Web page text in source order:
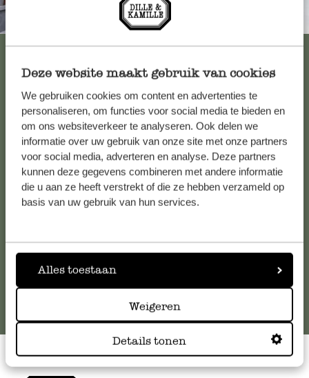
Deze website maakt gebruik van cookies
We gebruiken cookies om content en advertenties te
personaliseren, om functies voor social media te bieden en
om ons websiteverkeer te analyseren. Ook delen we
informatie over uw gebruik van onze site met onze partners
voor social media, adverteren en analyse. Deze partners
kunnen deze gegevens combineren met andere informatie
die u aan ze heeft verstrekt of die ze hebben verzameld op
basis van uw gebruik van hun services.
Alles toestaan
Weigeren
Details tonen
Immer in der Nähe
Alle 62 Geschäfte anzeigen
Kundenservice/Hilfe
Falls Sie Fragen haben oder Tipps und Hilfe brauchen, wenden
Sie sich bitte an unseren Kundenservice. Oder lesen Sie hier
die Antworten aufhäufig gestellte Fragen.